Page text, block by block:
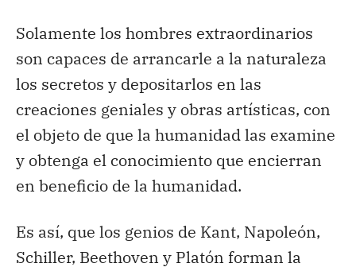
Solamente los hombres extraordinarios
son capaces de arrancarle a la naturaleza
los secretos y depositarlos en las
creaciones geniales y obras artísticas, con
el objeto de que la humanidad las examine
y obtenga el conocimiento que encierran
en beneficio de la humanidad.
Es así, que los genios de Kant, Napoleón,
Schiller, Beethoven y Platón forman la